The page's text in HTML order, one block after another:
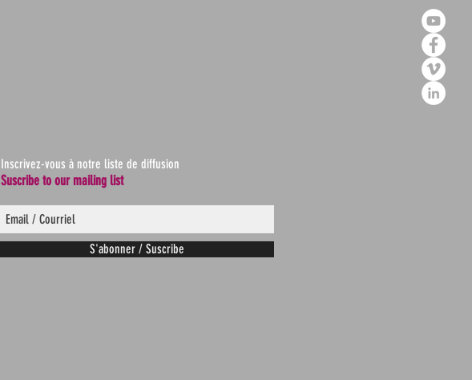
Inscrivez-vous à notre liste de diffusion
Suscribe to our mailing list
S'abonner / Suscribe